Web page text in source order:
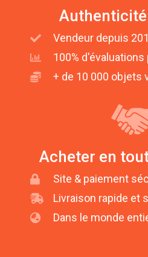
Vendeur depuis
100%
+ de 10 000 objets
Acheter en
Site & paiement
Livraison rapide et
Dans le monde